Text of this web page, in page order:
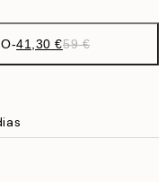
-41,30 €59 €